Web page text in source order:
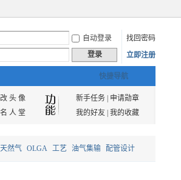
自动登录
找回密码
登录 立即注册
快捷导航
改 头 像 新手任务|
申请勋章
名 人 堂 我的好友| 我的收藏
然气 OLGA 工艺 油气集输 配管设计